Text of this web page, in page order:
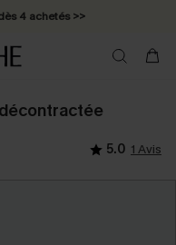
4 achetés >>
5.0 1 Avis